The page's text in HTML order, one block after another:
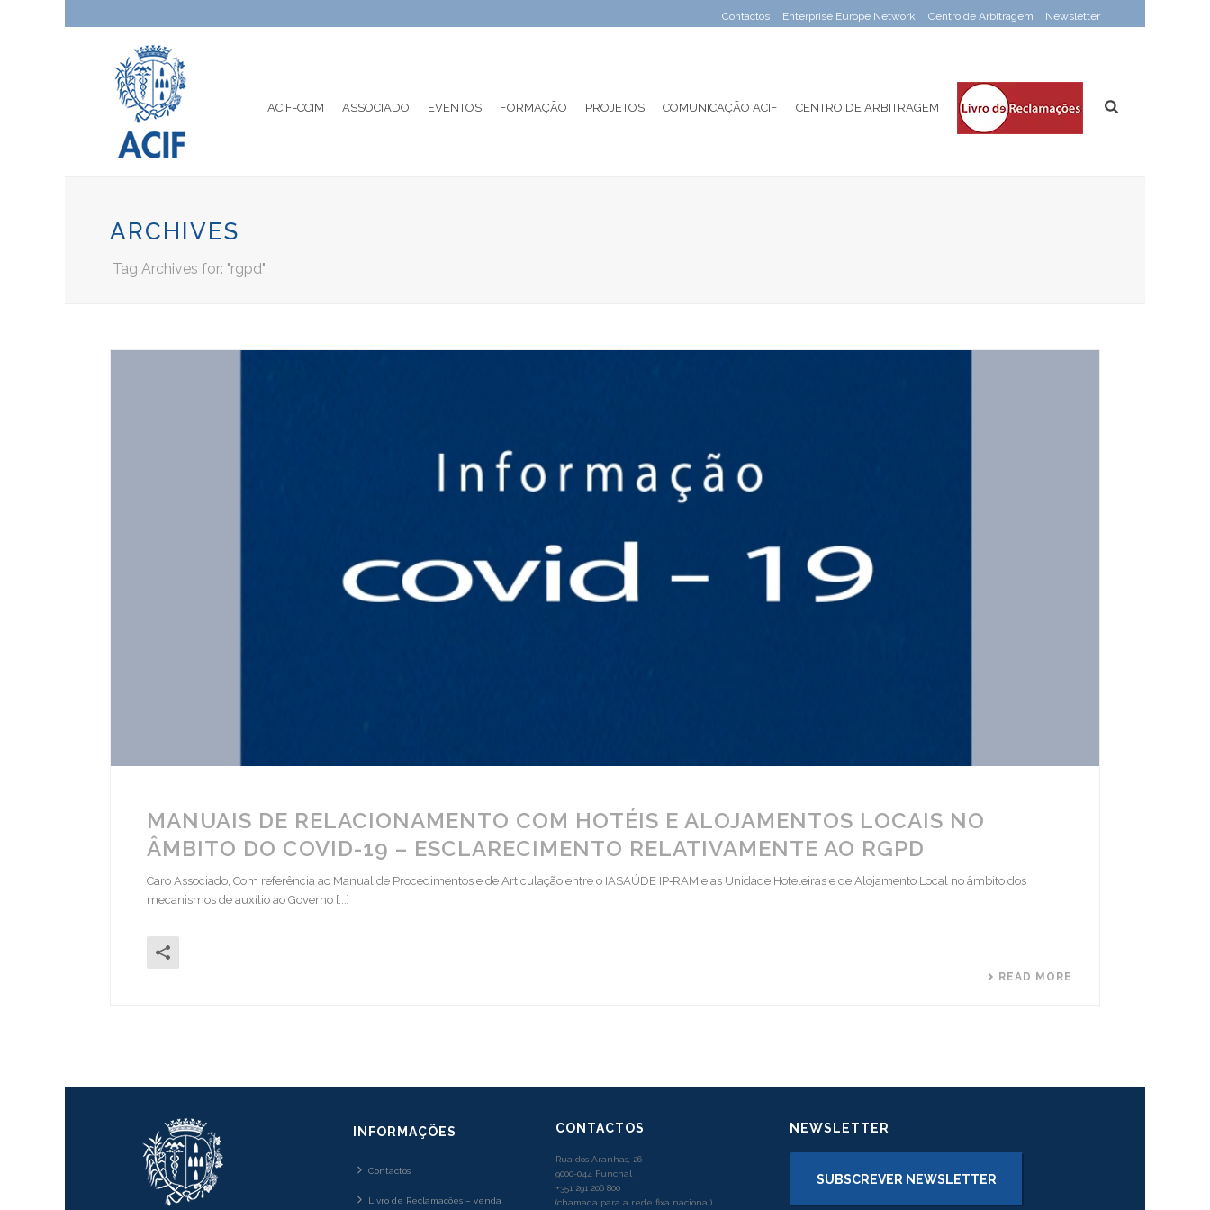
Newsletter
Contactos Enterprise Europe Network Centro de Arbitragem
ACIF-CCIM ASSOCIADO EVENTOS FORMAÇÃO PROJETOS COMUNICAÇÃO ACIF CENTRO DE ARBITRAGEM
ARCHIVES
Tag Archives for: "rgpd"
MANUAIS DE RELACIONAMENTO COM HOTÉIS E ALOJAMENTOS LOCAIS NO
ÂMBITO DO COVID-19 – ESCLARECIMENTO RELATIVAMENTE AO RGPD
Caro Associado, Com referência ao Manual de Procedimentos e de Articulação entre o IASAÚDE IP‐RAM e as Unidade Hoteleiras e de Alojamento Local no âmbito dos
mecanismos de auxílio ao Governo [...]
READ MORE
INFORMAÇÕES
Contactos
Livro de Reclamações – venda
CONTACTOS
Rua dos Aranhas, 26
9000-044 Funchal
+351 291 206 800
(chamada para a rede fixa nacional)
NEWSLETTER
SUBSCREVER NEWSLETTER